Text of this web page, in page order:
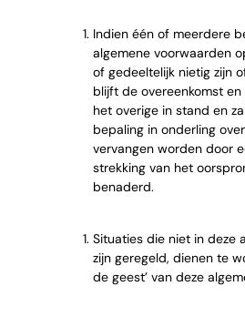
Indien één of meerdere
algemene voorwaarden
of gedeeltelijk nietig zijn
blijft de overeenkomst
het overige in stand en
bepaling in onderling
vervangen worden door
strekking van het
benaderd.
Situaties die niet in deze
zijn geregeld, dienen te
de geest’ van deze